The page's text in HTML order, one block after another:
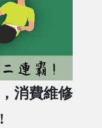
消費維修